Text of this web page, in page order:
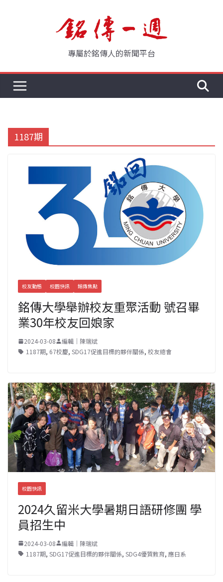
專屬於銘傳人的新聞平台
1187期
校友動態 校園快訊 銘傳焦點
銘傳大學舉辦校友重聚活動 號召畢
業30年校友回娘家
2024-03-08
編輯｜陳瑞斌
1187期, 67校慶, SDG17促進目標的夥伴關係, 校友總會
校園快訊
2024久留米大學暑期日語研修團 學
員招生中
2024-03-08
編輯｜陳瑞斌
1187期, SDG17促進目標的夥伴關係, SDG4優質教育, 應日系